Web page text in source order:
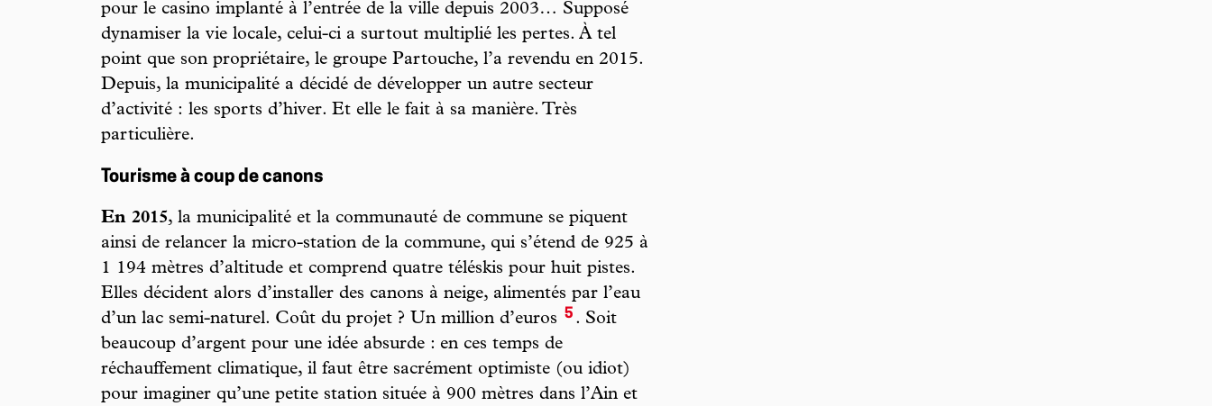
pour le casino implanté à l’entrée de la ville depuis 2003… Supposé
dynamiser la vie locale, celui-ci a surtout multiplié les pertes. À tel
point que son propriétaire, le groupe Partouche, l’a revendu en 2015.
Depuis, la municipalité a décidé de développer un autre secteur
d’activité : les sports d’hiver. Et elle le fait à sa manière. Très
particulière.
Tourisme à coup de canons
En 2015, la municipalité et la communauté de commune se piquent
ainsi de relancer la micro-station de la commune, qui s’étend de 925 à
1 194 mètres d’altitude et comprend quatre téléskis pour huit pistes.
Elles décident alors d’installer des canons à neige, alimentés par l’eau
d’un lac semi-naturel. Coût du projet ? Un million d’euros 5 . Soit
beaucoup d’argent pour une idée absurde : en ces temps de
réchauffement climatique, il faut être sacrément optimiste (ou idiot)
pour imaginer qu’une petite station située à 900 mètres dans l’Ain et